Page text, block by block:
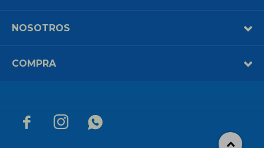
  
NOSOTROS
COMPRA